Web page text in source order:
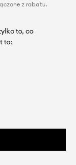
z rabatu.
to, co
to: